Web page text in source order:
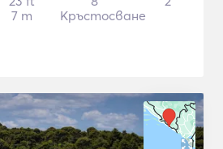
7 m
Кръстосване